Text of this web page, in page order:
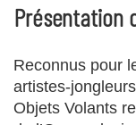
Présentation
Reconnus pour
artistes-
Objets Volants